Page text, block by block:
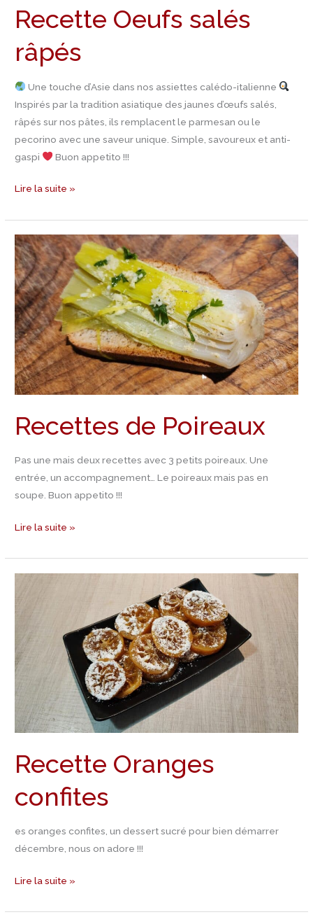
Recette Oeufs salés
râpés
Une touche d’Asie dans nos assiettes calédo-italienne
Inspirés par la tradition asiatique des jaunes d’œufs salés,
râpés sur nos pâtes, ils remplacent le parmesan ou le
pecorino avec une saveur unique. Simple, savoureux et anti-
gaspi
Buon appetito !!!
Lire la suite »
Recettes de Poireaux
Pas une mais deux recettes avec 3 petits poireaux. Une
entrée, un accompagnement… Le poireaux mais pas en
soupe. Buon appetito !!!
Recettes
de
Poireaux
Lire la suite »
Recette Oranges
confites
es oranges confites, un dessert sucré pour bien démarrer
décembre, nous on adore !!!
confites
Lire la suite »